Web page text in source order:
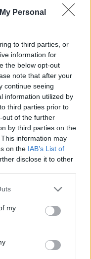
Personal
to third parties, or
information for
the below opt-out
note that after your
continue seeing
information utilized by
third parties prior to
out of the further
by third parties on the
information may
on the IAB’s List of
disclose it to other
my
12:55
το Σισμανόγλειο
της Αττικής
του
στα παιδιά